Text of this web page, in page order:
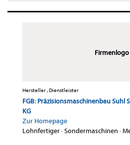
Firmenlogo
Hersteller , Dienstleister
FGB: Präzisionsmaschinenbau Suhl
KG
Zur Homepage
Lohnfertiger·Sondermaschinen ·